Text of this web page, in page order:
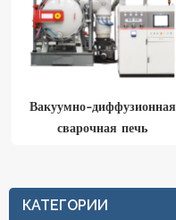
Вакуумно-диффузионная
сварочная печь
КАТЕГОРИИ